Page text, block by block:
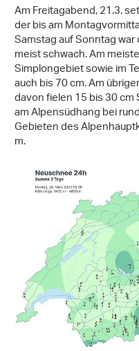
Am Freitagabend, 21.3.
der bis am
Samstag auf Sonntag
meist schwach. Am
Simplongebiet sowie im
auch bis 70 cm. Am
davon fielen 15 bis 30
am Alpensüdhang bei
Gebieten des
m.